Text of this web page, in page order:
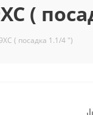
(
( посадка 1.1/4 ")